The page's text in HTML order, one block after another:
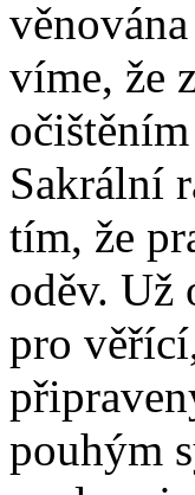
víme, že
Sakrální
tím, že
oděv. Už
pro
pouhým